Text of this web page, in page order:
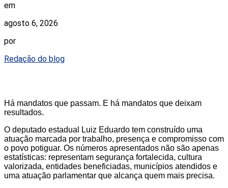
em
agosto 6, 2026
por
Redação do blog
Há mandatos que passam. E há mandatos que deixam
resultados.
O deputado estadual Luiz Eduardo tem construído uma
atuação marcada por trabalho, presença e compromisso com
o povo potiguar. Os números apresentados não são apenas
estatísticas: representam segurança fortalecida, cultura
valorizada, entidades beneficiadas, municípios atendidos e
uma atuação parlamentar que alcança quem mais precisa.